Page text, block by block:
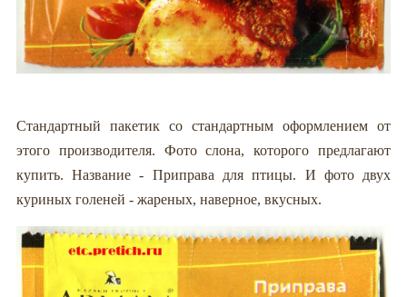
Стандартный пакетик со стандартным оформлением от
этого производителя. Фото слона, которого предлагают
купить. Название - Приправа для птицы. И фото двух
куриных голеней - жареных, наверное, вкусных.